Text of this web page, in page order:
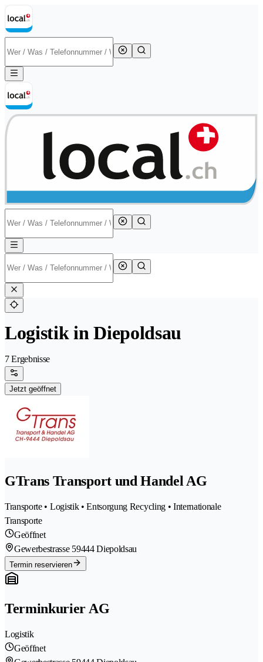
Logistik in Diepoldsau
7 Ergebnisse
Jetzt geöffnet
GTrans Transport und Handel AG
Transporte • Logistik • Entsorgung Recycling • Internationale
Transporte
Geöffnet
Gewerbestrasse 59444 Diepoldsau
Termin reservieren
Terminkurier AG
Logistik
Geöffnet